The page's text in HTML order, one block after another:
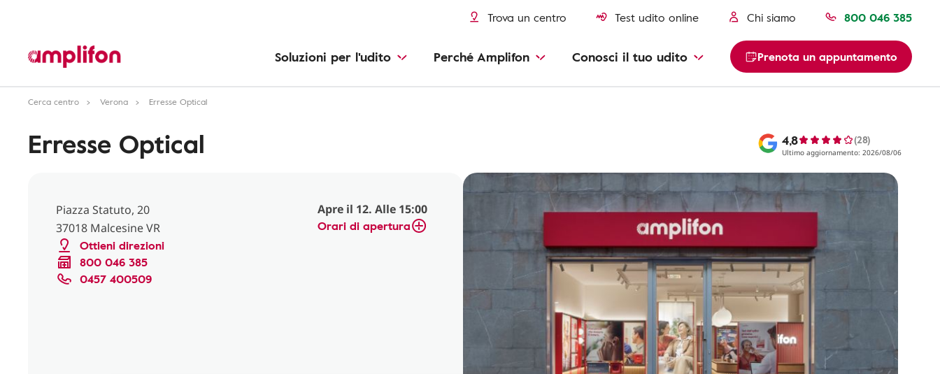
Trova un centro Test udito online Chi siamo 800 046 385
Soluzioni per l'udito Perché Amplifon Conosci il tuo udito Prenota un appuntamento
Cerca centro Verona Erresse Optical
Erresse Optical 4,8 (28)
Ultimo aggiornamento: 2026/08/06
Piazza Statuto, 20
37018 Malcesine VR
Ottieni direzioni
800 046 385
0457 400509
Apre il 12. Alle 15:00
Orari di apertura